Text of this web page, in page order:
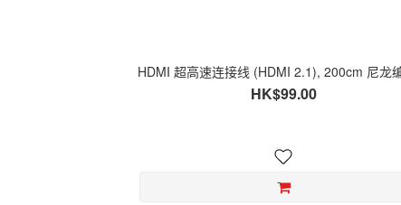
HDMI 超高速连接线 (HDMI 2.1), 200cm 尼龙
HK$99.00